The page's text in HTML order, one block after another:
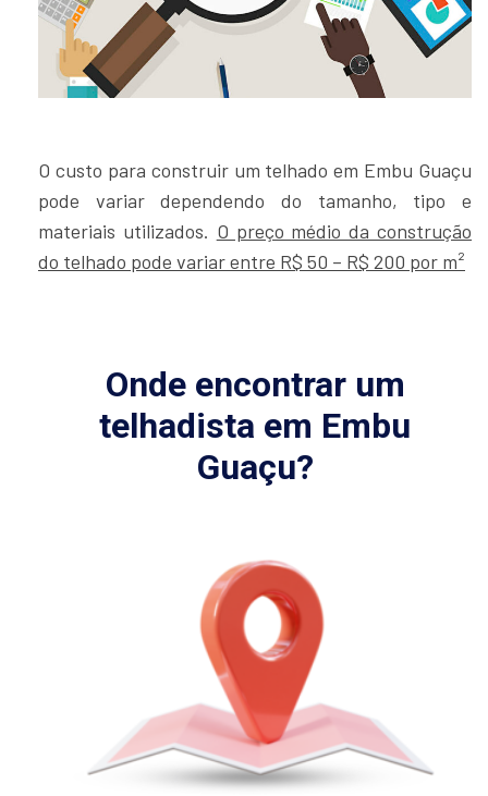
O custo para construir um telhado em Embu Guaçu
pode variar dependendo do tamanho, tipo e
materiais utilizados. O preço médio da construção
do telhado pode variar entre R$ 50 – R$ 200 por m²
Onde encontrar um
telhadista em Embu
Guaçu?